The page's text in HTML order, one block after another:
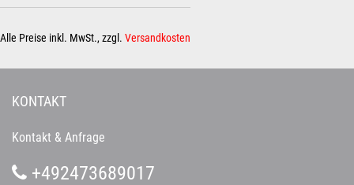
Alle Preise inkl. MwSt., zzgl. Versandkosten
KONTAKT
Kontakt & Anfrage
+492473689017